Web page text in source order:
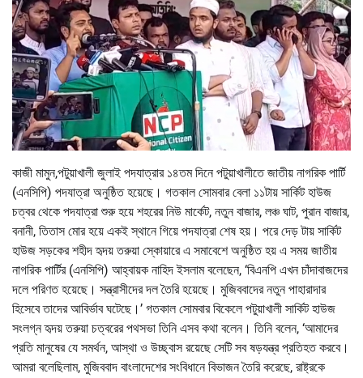
কাজী মামুন,পটুয়াখালী জুলাই পদযাত্রার ১৪তম দিনে পটুয়াখালীতে জাতীয় নাগরিক পার্টি
(এনসিপি) পদযাত্রা অনুষ্ঠিত হয়েছে। গতকাল সোমবার বেলা ১১টায় সার্কিট হাউজ
চত্বর থেকে পদযাত্রা শুরু হয়ে শহরের নিউ মার্কেট, নতুন বাজার, লঞ্চ ঘাট, পুরান বাজার,
বনানী, তিতাস মোর হয়ে একই স্থানে গিয়ে পদযাত্রা শেষ হয়। পরে দেড় টায় সার্কিট
হাউজ সড়কের শহীদ হৃদয় তরুয়া স্কোয়ারে এ সমাবেশে অনুষ্ঠিত হয় এ সময় জাতীয়
নাগরিক পার্টির (এনসিপি) আহ্বায়ক নাহিদ ইসলাম বলেছেন, ‘বিএনপি এখন চাঁদাবাজদের
দলে পরিণত হয়েছে। সন্ত্রাসীদের দল তৈরি হয়েছে। মুজিববাদের নতুন পাহারাদার
হিসেবে তাদের আবির্ভাব ঘটেছে।’ গতকাল সোমবার বিকেলে পটুয়াখালী সার্কিট হাউজ
সংলগ্ন হৃদয় তরুয়া চত্বরের পথসভা তিনি এসব কথা বলেন। তিনি বলেন, ‘আমাদের
প্রতি মানুষের যে সমর্থন, আস্থা ও উচ্ছ্বাস রয়েছে সেটি সব ষড়যন্ত্র প্রতিহত করবে।
আমরা বলেছিলাম, মুজিববাদ বাংলাদেশের সংবিধানে বিভাজন তৈরি করেছে, রাষ্ট্রকে